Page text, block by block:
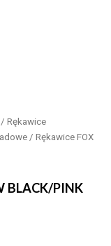
/ Rękawice
/ Rękawice FOX
BLACK/PINK